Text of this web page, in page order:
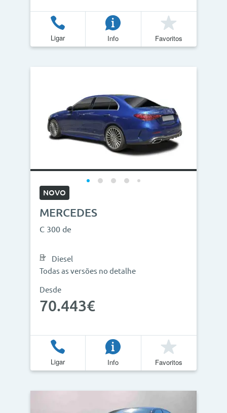
Ligar Info Favoritos
NOVO
MERCEDES
C 300 de
Diesel
Todas as versões no detalhe
Desde
70.443€
Ligar Info Favoritos